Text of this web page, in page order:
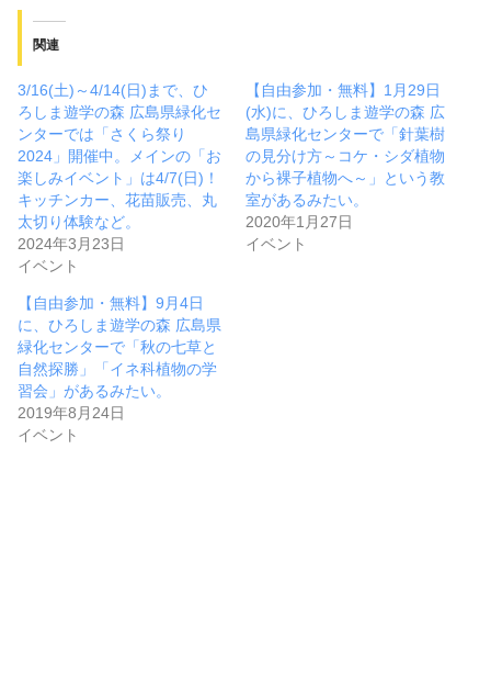
関連
3/16(土)～4/14(日)まで、ひ
ろしま遊学の森 広島県緑化セ
ンターでは「さくら祭り
2024」開催中。メインの「お
楽しみイベント」は4/7(日)！
キッチンカー、花苗販売、丸
太切り体験など。
2024年3月23日
イベント
【自由参加・無料】1月29日
(水)に、ひろしま遊学の森 広
島県緑化センターで「針葉樹
の見分け方～コケ・シダ植物
から裸子植物へ～」という教
室があるみたい。
2020年1月27日
イベント
【自由参加・無料】9月4日
に、ひろしま遊学の森 広島県
緑化センターで「秋の七草と
自然探勝」「イネ科植物の学
習会」があるみたい。
2019年8月24日
イベント